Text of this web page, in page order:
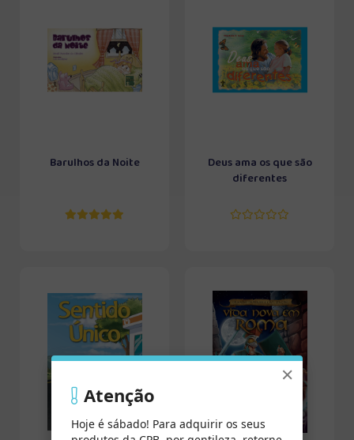
Barulhos da Noite
Deus ama os que são
diferentes
×
Atenção
Hoje é sábado! Para adquirir os seus